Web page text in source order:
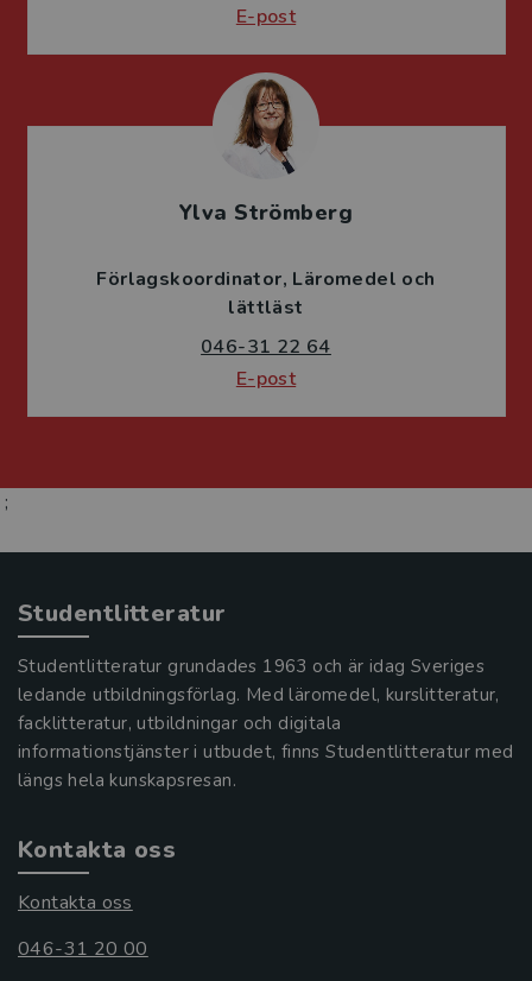
E-post
Ylva Strömberg
Förlagskoordinator Läromedel och
lättläst
046-31 22 64
E-post
;
Studentlitteratur
Studentlitteratur grundades 1963 och är idag Sveriges
ledande utbildningsförlag. Med läromedel, kurslitteratur,
facklitteratur, utbildningar och digitala
informationstjänster i utbudet, finns Studentlitteratur med
längs hela kunskapsresan.
Kontakta oss
Kontakta oss
046-31 20 00